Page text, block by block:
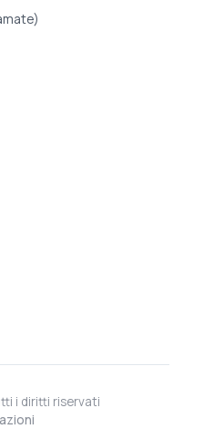
i diritti riservati